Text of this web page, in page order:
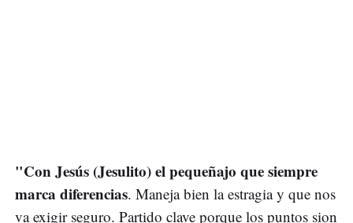
"Con Jesús (Jesulito) el pequeñajo que siempre
marca diferencias. Maneja bien la estragia y que nos
va exigir seguro. Partido clave porque los puntos sion